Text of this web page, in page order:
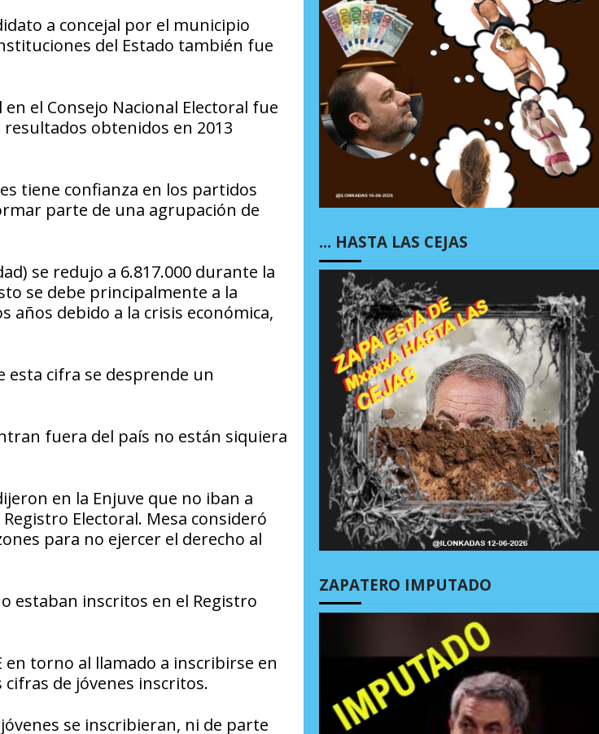
a concejal por el municipio
del Estado también fue
el Consejo Nacional Electoral fue
resultados obtenidos en 2013
tiene confianza en los partidos
parte de una agrupación de
se redujo a 6.817.000 durante la
se debe principalmente a la
años debido a la crisis económica,
esta cifra se desprende un
fuera del país no están siquiera
en la Enjuve que no iban a
Electoral. Mesa consideró
para no ejercer el derecho al
estaban inscritos en el Registro
en torno al llamado a inscribirse en
de jóvenes inscritos.
se inscribieran, ni de parte
… HASTA LAS CEJAS
ZAPATERO IMPUTADO